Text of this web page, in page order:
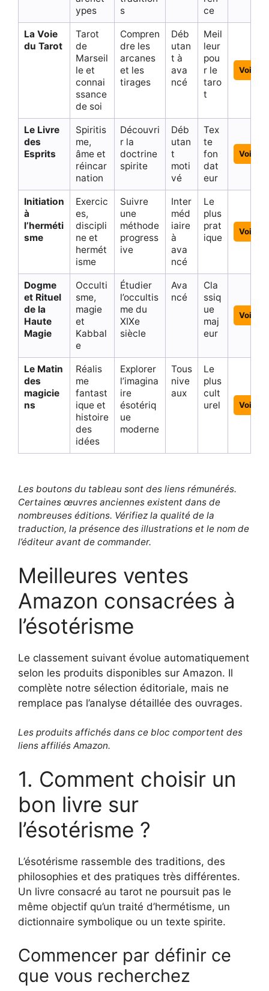
ypes
s
ce
La Voie
du Tarot
Tarot
de
Marseil
le et
connai
ssance
de soi
Compren
dre les
arcanes
et les
tirages
Déb
utan
t à
ava
ncé
Meil
leur
pou
r le
taro
t
Voir
Le Livre
des
Esprits
Spiritis
me,
âme et
réincar
nation
Découvri
r la
doctrine
spirite
Déb
utan
t
moti
vé
Tex
te
fon
dat
eur
Voir
Initiation
à
l’herméti
sme
Exercic
es,
discipli
ne et
hermét
isme
Suivre
une
méthode
progress
ive
Inter
méd
iaire
à
ava
ncé
Le
plus
prat
ique
Voir
Dogme
et Rituel
de la
Haute
Magie
Occulti
sme,
magie
et
Kabbal
e
Étudier
l’occultis
me du
XIXe
siècle
Ava
ncé
Cla
ssiq
ue
maj
eur
Voir
Le Matin
des
magicie
ns
Réalis
me
fantast
ique et
histoire
des
idées
Explorer
l’imagina
ire
ésotériq
ue
moderne
Tous
nive
aux
Le
plus
cult
urel
Voir
Les boutons du tableau sont des liens rémunérés.
Certaines œuvres anciennes existent dans de
nombreuses éditions. Vérifiez la qualité de la
traduction, la présence des illustrations et le nom de
l’éditeur avant de commander.
Meilleures ventes
Amazon consacrées à
l’ésotérisme
Le classement suivant évolue automatiquement
selon les produits disponibles sur Amazon. Il
complète notre sélection éditoriale, mais ne
remplace pas l’analyse détaillée des ouvrages.
Les produits affichés dans ce bloc comportent des
liens affiliés Amazon.
1. Comment choisir un
bon livre sur
l’ésotérisme ?
L’ésotérisme rassemble des traditions, des
philosophies et des pratiques très différentes.
Un livre consacré au tarot ne poursuit pas le
même objectif qu’un traité d’hermétisme, un
dictionnaire symbolique ou un texte spirite.
Commencer par définir ce
que vous recherchez